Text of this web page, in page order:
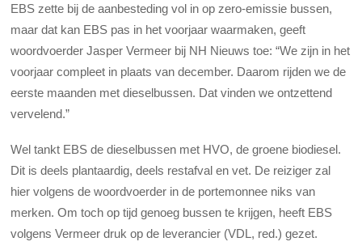
EBS zette bij de aanbesteding vol in op zero-emissie bussen,
maar dat kan EBS pas in het voorjaar waarmaken, geeft
woordvoerder Jasper Vermeer bij NH Nieuws toe: “We zijn in het
voorjaar compleet in plaats van december. Daarom rijden we de
eerste maanden met dieselbussen. Dat vinden we ontzettend
vervelend.”
Wel tankt EBS de dieselbussen met HVO, de groene biodiesel.
Dit is deels plantaardig, deels restafval en vet. De reiziger zal
hier volgens de woordvoerder in de portemonnee niks van
merken. Om toch op tijd genoeg bussen te krijgen, heeft EBS
volgens Vermeer druk op de leverancier (VDL, red.) gezet.